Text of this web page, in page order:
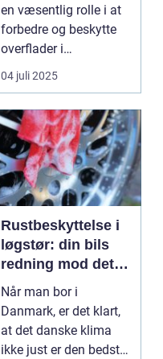
en væsentlig rolle i at
forbedre og beskytte
overflader i
forskellige...
04 juli 2025
Rustbeskyttelse i
løgstør: din bils
redning mod det
danske klima
Når man bor i
Danmark, er det klart,
at det danske klima
ikke just er den bedste